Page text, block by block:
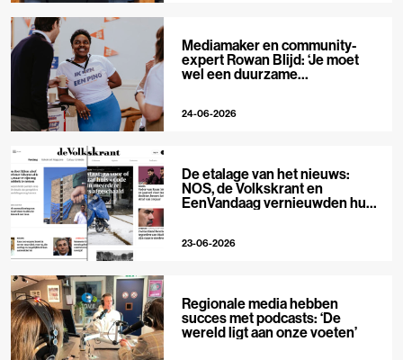
Mediamaker en community-
expert Rowan Blijd: ‘Je moet
wel een duurzame
24-06-2026
De etalage van het nieuws:
NOS, de Volkskrant en
EenVandaag vernieuwden hun
23-06-2026
Regionale media hebben
succes met podcasts: ‘De
wereld ligt aan onze voeten’